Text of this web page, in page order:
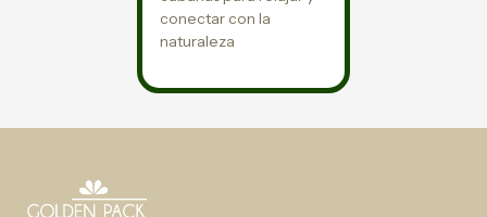
conectar con la
naturaleza